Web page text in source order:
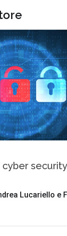
Lucariello e